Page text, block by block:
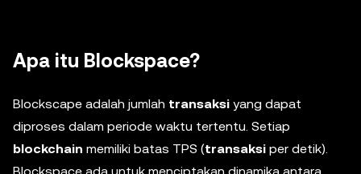
Apa itu Blockspace?
Blockscape adalah jumlah transaksi yang dapat
diproses dalam periode waktu tertentu. Setiap
blockchain memiliki batas TPS (transaksi per detik).